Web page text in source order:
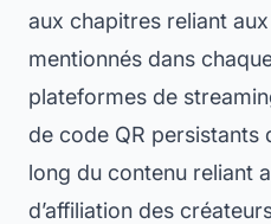
aux chapitres reliant
mentionnés dans
plateformes de
de code QR persistants
long du contenu reliant
d’affiliation des